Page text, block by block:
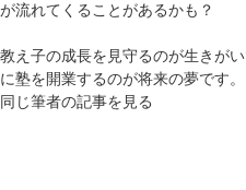
が流れてくることがあるかも？
教え子の成長を見守るのが生きが
に塾を開業するのが将来の夢です。
同じ筆者の記事を見る